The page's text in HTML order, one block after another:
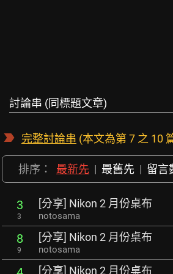
討論串 (同標題文章)
完整討論串 (本文為第 7 之 10
排序： 最新先 | 最舊先 | 留言
3
3
[分享] Nikon 2 月份桌布
notosama
8
9
[分享] Nikon 2 月份桌布
notosama
[分享] Nikon 2 月份桌布